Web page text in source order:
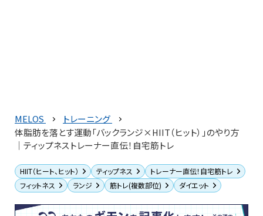
MELOS
トレーニング
体脂肪を落とす運動「バックランジ×HIIT（ヒット）」のやり方
│ティップネストレーナー直伝！自宅筋トレ
HIIT（ヒート、ヒット） ティップネス
トレーナー直伝！自宅筋トレ
フィットネス
ランジ 筋トレ(複数部位) ダイエット